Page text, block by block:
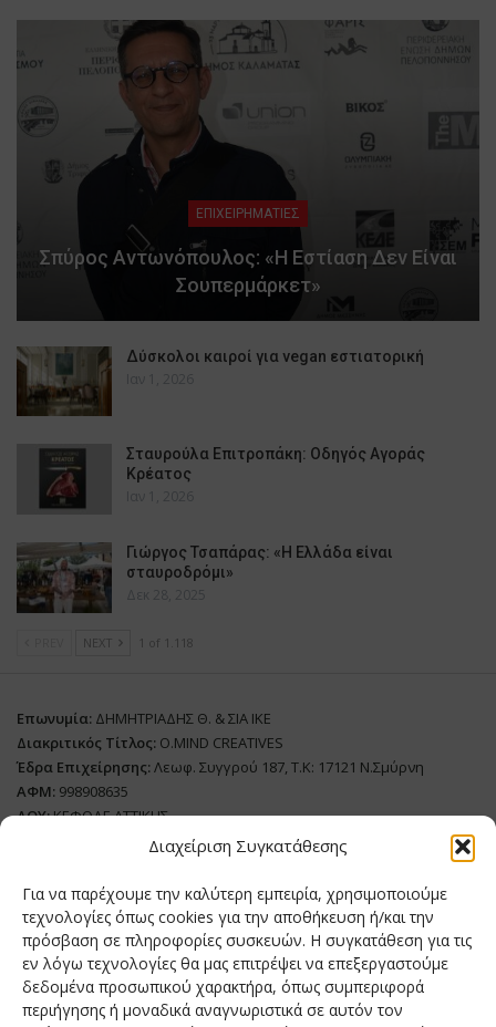
Διαχείριση Συγκατάθεσης
Για να παρέχουμε την καλύτερη εμπειρία, χρησιμοποιούμε
τεχνολογίες όπως cookies για την αποθήκευση ή/και την
πρόσβαση σε πληροφορίες συσκευών. Η συγκατάθεση για τις
εν λόγω τεχνολογίες θα μας επιτρέψει να επεξεργαστούμε
δεδομένα προσωπικού χαρακτήρα, όπως συμπεριφορά
περιήγησης ή μοναδικά αναγνωριστικά σε αυτόν τον
ΕΠΙΧΕΙΡΗΜΑΤΙΕΣ
Σπύρος Αντωνόπουλος: «Η Εστίαση Δεν Είναι
Σουπερμάρκετ»
Δύσκολοι καιροί για vegan εστιατορική
Ιαν 1, 2026
Σταυρούλα Επιτροπάκη: Οδηγός Αγοράς
Κρέατος
Ιαν 1, 2026
Γιώργος Τσαπάρας: «Η Ελλάδα είναι
σταυροδρόμι»
Δεκ 28, 2025
NEXT 1 of 1.118
Επωνυμία: ΔΗΜΗΤΡΙΑΔΗΣ Θ. & ΣΙΑ ΙΚΕ
Διακριτικός Τίτλος: O.MIND CREATIVES
Έδρα Επιχείρησης:Λεωφ. Συγγρού 187, Τ.Κ: 17121 Ν.Σμύρνη
ΑΦΜ: 998908635
ΔΟΥ:ΚΕΦΟΔΕ ΑΤΤΙΚΗΣ
Όνομα Ιδιοκτήτη και Νόμιμο Πρόσωπο: Θεόδωρος Δημητριάδης
Διευθυντής Σύνταξης:Ευθυμιάτου Μαίρη
Domain:grillmagazine.gr
Δικαιούχος Domain:Θεόδωρος Δημητριάδης
Διευθυντής:Θεόδωρος Δημητριάδης
Διαχειριστής:Θεόδωρος Δημητριάδης
Δήλωση Συμμόρφωσης